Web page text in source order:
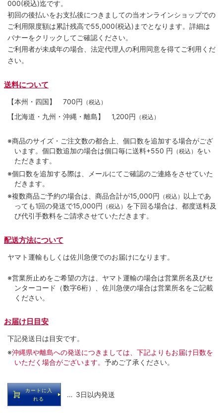
000(税込)迄です。
初回の後払いをお支払後につきましての当オンラインショップでの
ご利用限度額は累計残高で55,000(税込)までとなります。詳細は
バナーをクリックしてご確認ください。
ご利用者が未成年の場合、法定代理人の利用同意を得てご利用くだ
さい。
送料について
【本州・四国】 700円 （税込）
【北海道・九州・沖縄・離島】 1,200円 （税込）
※商品のサイズ・ご注文数の都合上、個口数を追加する場合がござ
います。個口数追加の場合は個口毎に送料+550 円 （税込） をい
ただきます。
※個口数を追加する際は、メールにてご確認のご連絡をさせていた
だきます。
※複数商品ご予約の場合は、商品合計が15,000円 （税込） 以上であ
っても1回の発送で15,000円 （税込） を下回る場合は、都度送料及
び代引手数料をご請求させていただきます。
配送方法について
ヤマト運輸もしくは佐川急便でのお届けになります。
※営業所止めをご希望の方は、ヤマト運輸の場合は営業所名及びセ
ンターコード（数字6桁）、佐川急便の場合は営業所名をご記載
ください。
お届け日目安
下記発送日は目安です。
※沖縄県や離島への発送につきましては、下記よりもお届け日数を
いただく場合がございます。 予めご了承ください。
カートに入
れる
… 3日以内発送